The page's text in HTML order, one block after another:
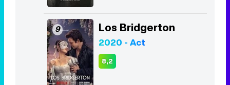
9 Los Bridgerton
2020 - Act
8,2